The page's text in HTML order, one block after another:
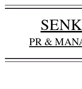
PR &